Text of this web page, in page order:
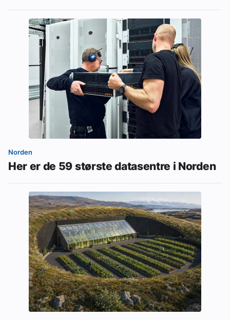
Norden
Her er de 59 største datasentre i Norden